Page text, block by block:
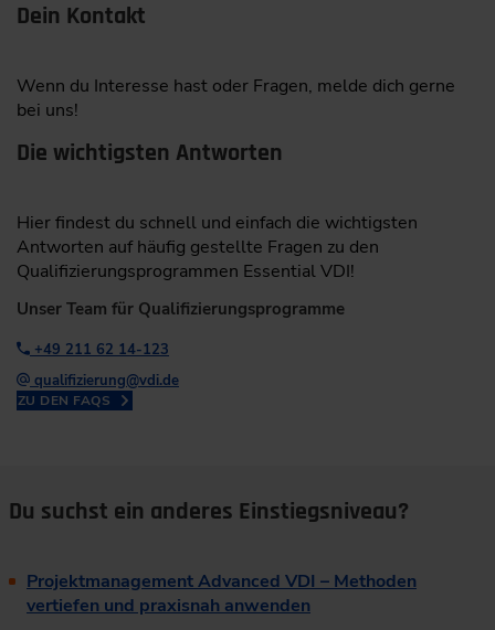
Dein Kontakt
Wenn du Interesse hast oder Fragen, melde dich gerne
bei uns!
Die wichtigsten Antworten
Hier findest du schnell und einfach die wichtigsten
Antworten auf häufig gestellte Fragen zu den
Qualifizierungsprogrammen Essential VDI!
Unser Team für Qualifizierungsprogramme
+49 211 62 14-123
qualifizierung@vdi.de
ZU DEN FAQS
Du suchst ein anderes Einstiegsniveau?
Projektmanagement Advanced VDI – Methoden
vertiefen und praxisnah anwenden